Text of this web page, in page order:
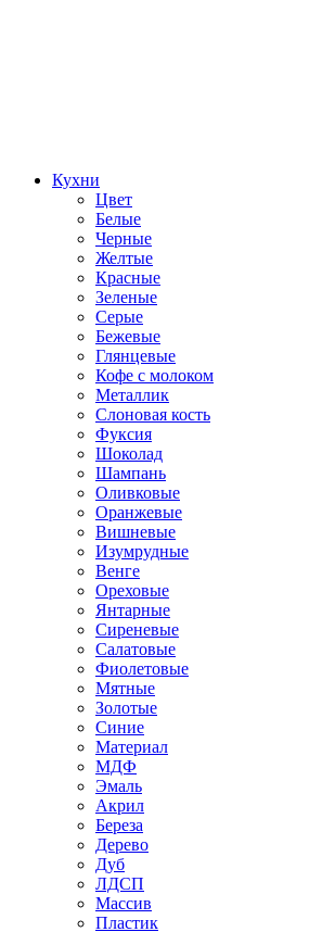
Кухни
Цвет
Белые
Черные
Желтые
Красные
Зеленые
Серые
Бежевые
Глянцевые
Кофе с молоком
Металлик
Слоновая кость
Фуксия
Шоколад
Шампань
Оливковые
Оранжевые
Вишневые
Изумрудные
Венге
Ореховые
Янтарные
Сиреневые
Салатовые
Фиолетовые
Мятные
Золотые
Синие
Материал
МДФ
Эмаль
Акрил
Береза
Дерево
Дуб
ЛДСП
Массив
Пластик